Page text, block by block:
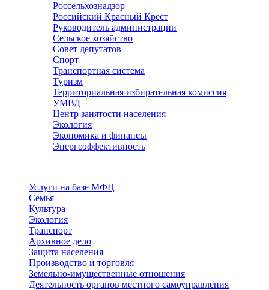
Россельхознадзор
Российский Красный Крест
Руководитель администрации
Сельское хозяйство
Совет депутатов
Спорт
Транспортная система
Туризм
Территориальная избирательная комиссия
УМВД
Центр занятости населения
Экология
Экономика и финансы
Энергоэффективность
Услуги на базе МФЦ
Семья
Культура
Экология
Транспорт
Архивное дело
Защита населения
Производство и торговля
Земельно-имущественные отношения
Деятельность органов местного самоуправления